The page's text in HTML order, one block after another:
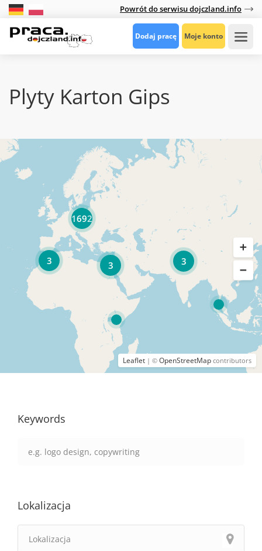
Powrót do serwisu dojczland.info
Dodaj pracę Moje konto
Plyty Karton Gips
3
3
3
1692
Leaflet | © OpenStreetMap contributors
Keywords
Lokalizacja